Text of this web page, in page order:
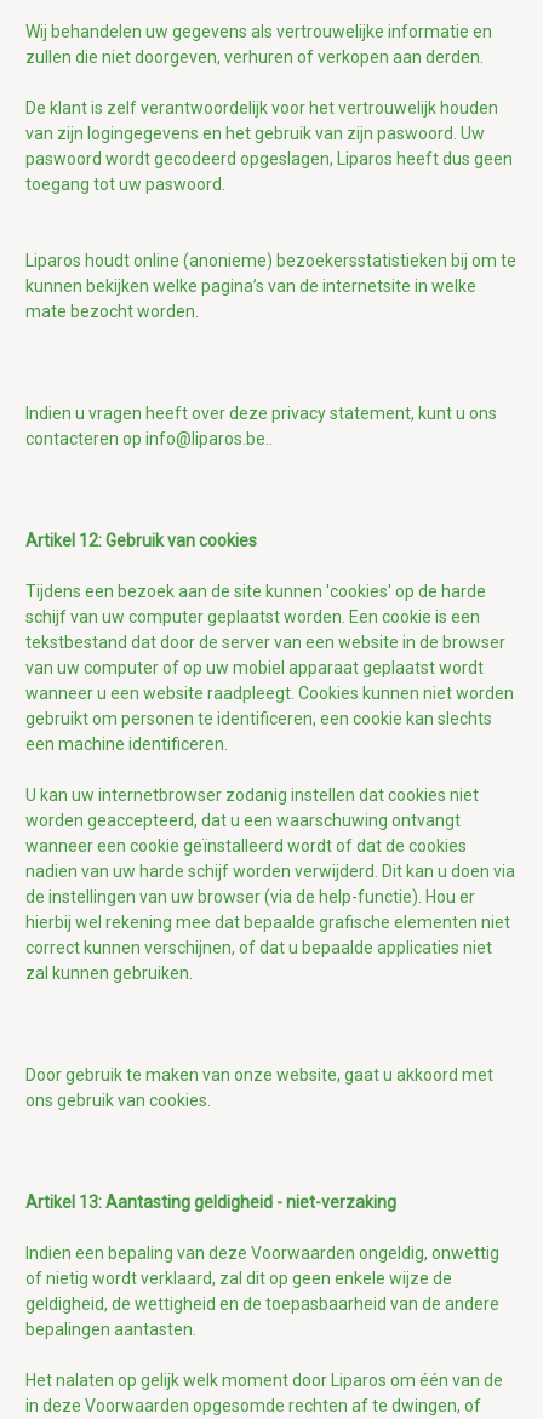
Wij behandelen uw gegevens als vertrouwelijke informatie en
zullen die niet doorgeven, verhuren of verkopen aan derden.
De klant is zelf verantwoordelijk voor het vertrouwelijk houden
van zijn logingegevens en het gebruik van zijn paswoord. Uw
paswoord wordt gecodeerd opgeslagen, Liparos heeft dus geen
toegang tot uw paswoord.
Liparos houdt online (anonieme) bezoekersstatistieken bij om te
kunnen bekijken welke pagina’s van de internetsite in welke
mate bezocht worden.
Indien u vragen heeft over deze privacy statement, kunt u ons
contacteren op info@liparos.be..
Artikel 12: Gebruik van cookies
Tijdens een bezoek aan de site kunnen 'cookies' op de harde
schijf van uw computer geplaatst worden. Een cookie is een
tekstbestand dat door de server van een website in de browser
van uw computer of op uw mobiel apparaat geplaatst wordt
wanneer u een website raadpleegt. Cookies kunnen niet worden
gebruikt om personen te identificeren, een cookie kan slechts
een machine identificeren.
U kan uw internetbrowser zodanig instellen dat cookies niet
worden geaccepteerd, dat u een waarschuwing ontvangt
wanneer een cookie geïnstalleerd wordt of dat de cookies
nadien van uw harde schijf worden verwijderd.
Dit kan u doen via
de instellingen van uw browser (via de help-functie). Hou er
hierbij wel rekening mee dat bepaalde grafische elementen niet
correct kunnen verschijnen, of dat u bepaalde applicaties niet
zal kunnen gebruiken.
Door gebruik te maken van onze website, gaat u akkoord met
ons gebruik van cookies.
Artikel 13: Aantasting geldigheid - niet-verzaking
Indien een bepaling van deze Voorwaarden ongeldig, onwettig
of nietig wordt verklaard, zal dit op geen enkele wijze de
geldigheid, de wettigheid en de toepasbaarheid van de andere
bepalingen aantasten.
Het nalaten op gelijk welk moment door Liparos om één van de
in deze Voorwaarden opgesomde rechten af te dwingen, of